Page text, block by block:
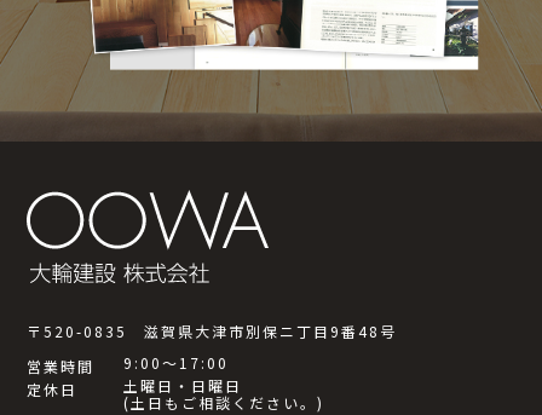
〒520-0835 滋賀県大津市別保ニ丁目9番48号
営業時間
9:00～17:00
定休日
土曜日・日曜日
(土日もご相談ください。)